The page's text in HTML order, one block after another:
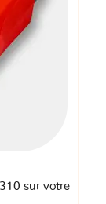
sur votre